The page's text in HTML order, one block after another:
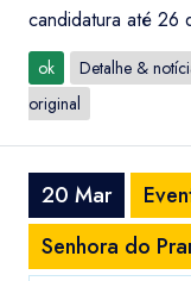
candidatura até 26
ok
Detalhe &
original
20 Mar
Senhora do